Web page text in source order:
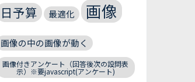
日予算 最適化 画像
画像の中の画像が動く
画像付きアンケート（回答後次の設問表
示）※要javascript(アンケート)